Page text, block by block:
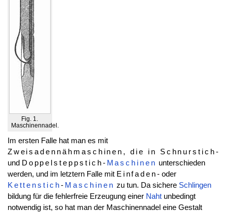
Fig. 1.
Maschinennadel.
Im ersten Falle hat man es mit
Zweisadennähmaschinen, die in Schnurstich-
und Doppelsteppstich- Maschinen unterschieden
werden, und im letztern Falle mit Einfaden- oder
Kettenstich- Maschinen zu tun. Da sichere Schlingen
bildung für die fehlerfreie Erzeugung einer Nahtunbedingt
notwendig ist, so hat man der Maschinennadel eine Gestalt